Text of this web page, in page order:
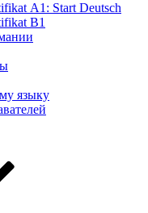
А1: Start Deutsch
B1
языку